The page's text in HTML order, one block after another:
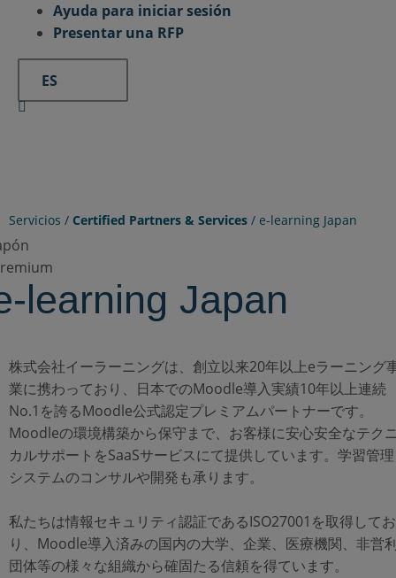
Ayuda para iniciar sesión
Presentar una RFP
ES
Servicios / Certified Partners & Services / e-learning Japan
learning Japan
株式会社イーラーニングは、創立以来20年以上eラーニング
業に携わっており、日本でのMoodle導入実績10年以上連続
No.1を誇るMoodle公式認定プレミアムパートナーです。
Moodleの環境構築から保守まで、お客様に安心安全なテク
カルサポートをSaaSサービスにて提供しています。学習管理
システムのコンサルや開発も承ります。
私たちは情報セキュリティ認証であるISO27001を取得してお
り、Moodle導入済みの国内の大学、企業、医療機関、非営
団体等の様々な組織から確固たる信頼を得ています。